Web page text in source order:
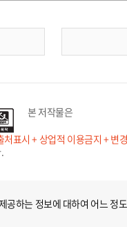
본 저작물은
표시 + 상업적 이용금지 + 변
공하는 정보에 대하여 어느 정